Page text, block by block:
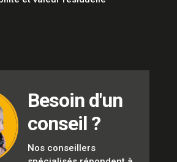
Besoin d'un
conseil ?
Nos conseillers